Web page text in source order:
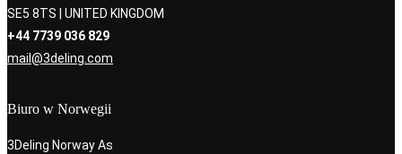
SE5 8TS | UNITED KINGDOM
+44 7739 036 829
mail@3deling.com
Biuro w Norwegii
3Deling Norway As